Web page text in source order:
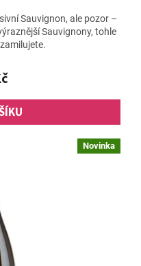
Sauvignon, ale pozor –
Sauvignony, tohle
Novinka